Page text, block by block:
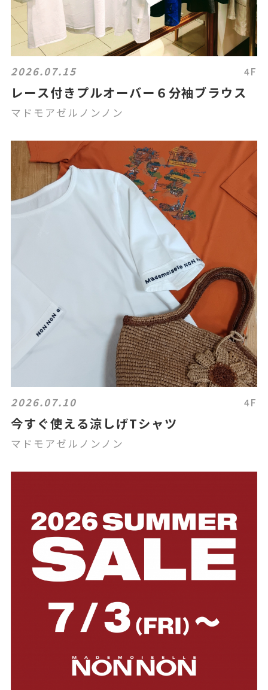
2026.07.15 4F
レース付きプルオーバー６分袖ブラウス
マドモアゼルノンノン
2026.07.10 4F
今すぐ使える涼しげTシャツ
マドモアゼルノンノン